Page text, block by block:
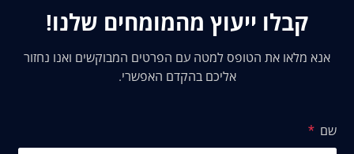
קבלו ייעוץ מהמומחים שלנו!
אנא מלאו את הטופס למטה עם הפרטים המבוקשים ואנו נחזור
אליכם בהקדם האפשרי.
שם